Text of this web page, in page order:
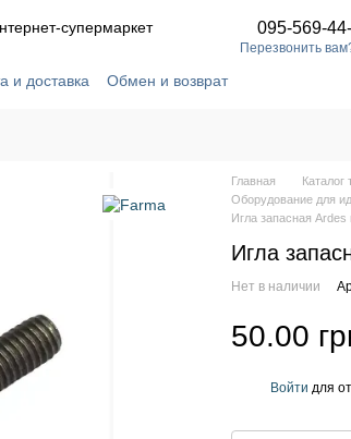
супермаркет
095-569-
Перезвонить
и доставка
Обмен и возврат
Главная Каталог
Оборудование для
Игла запасная
Игла
Нет в наличии
50.00
Войти для